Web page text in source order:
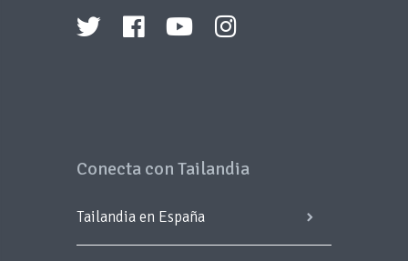
Conecta con Tailandia
Tailandia en España